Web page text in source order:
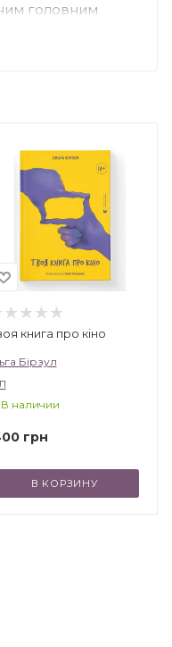
головним
Щороку тут
надзвичайну
до
Видавництво
соціальних
надає
книга про кіно
Бірзул
В наличии
грн
В КОРЗИНУ